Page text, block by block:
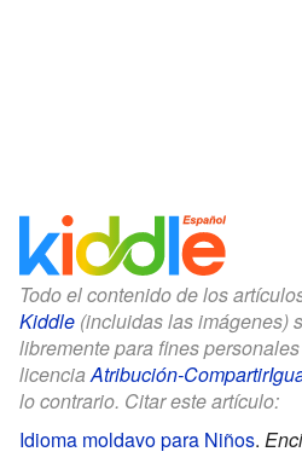
Todo el contenido de los
Kiddle (incluidas las imágenes)
libremente para fines
licenciaAtribución-
lo contrario. Citar este artículo:
Idioma moldavo para Niños.